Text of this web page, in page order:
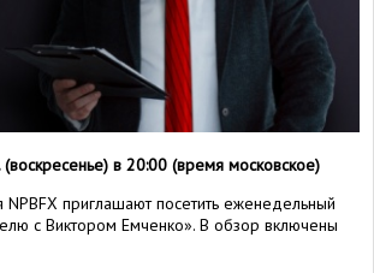
в 20:00 (время московское)
приглашают посетить еженедельный
с Виктором Емченко». В обзор включены